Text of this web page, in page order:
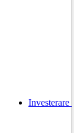
Investerare